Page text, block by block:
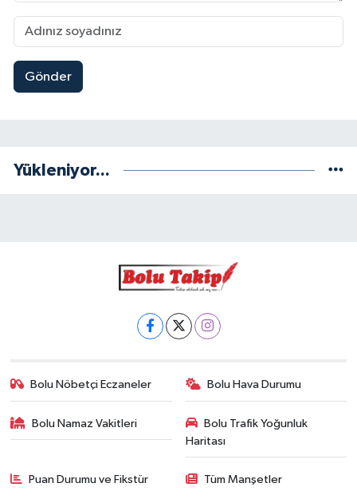
Gönder
Yükleniyor...
Bolu Nöbetçi Eczaneler Bolu Hava Durumu
Bolu Namaz Vakitleri
Bolu Trafik Yoğunluk
Haritası
Puan Durumu ve Fikstür Tüm Manşetler